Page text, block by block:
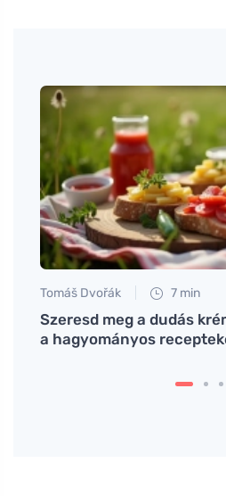
Tomáš Dvořák 7 min
Szeresd meg a dudás
a hagyományos